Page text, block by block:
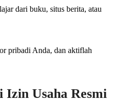
dari buku, situs berita, atau
pribadi Anda, dan aktiflah
Usaha Resmi